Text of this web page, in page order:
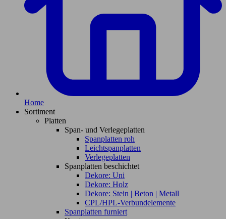
Home
Sortiment
Platten
Span- und Verlegeplatten
Spanplatten roh
Leichtspanplatten
Verlegeplatten
Spanplatten beschichtet
Dekore: Uni
Dekore: Holz
Dekore: Stein | Beton | Metall
CPL/HPL-Verbundelemente
Spanplatten furniert